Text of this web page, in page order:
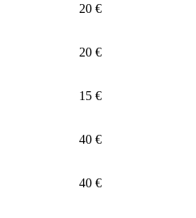
20 €
20 €
15 €
40 €
40 €